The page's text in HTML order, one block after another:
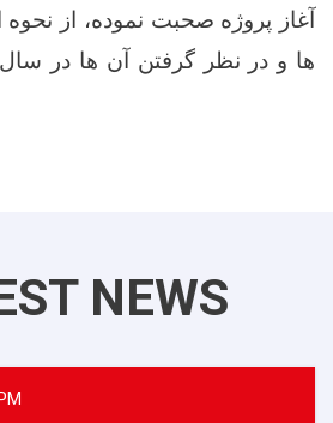
آغاز پروژه صحبت نموده، از نحوه
ها و در نظر گرفتن آن ها در
NEWS